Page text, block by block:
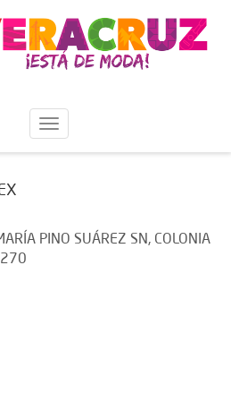
PINO SUÁREZ SN, COLONIA